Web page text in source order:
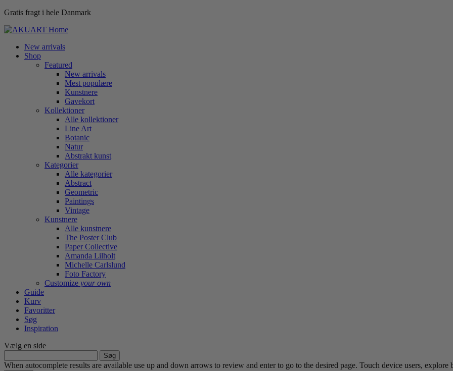
Gratis fragt i hele Danmark
New arrivals
Shop
Featured
New arrivals
Mest populære
Kunstnere
Gavekort
Kollektioner
Alle kollektioner
Line Art
Botanic
Natur
Abstrakt kunst
Kategorier
Alle kategorier
Abstract
Geometric
Paintings
Vintage
Kunstnere
Alle kunstnere
The Poster Club
Paper Collective
Amanda Lilholt
Michelle Carlslund
Foto Factory
Customize your own
Guide
Kurv
Favoritter
Søg
Inspiration
Vælg en side
efter:
When autocomplete results are available use up and down arrows to review and enter to go to the desired page. Touch device users,